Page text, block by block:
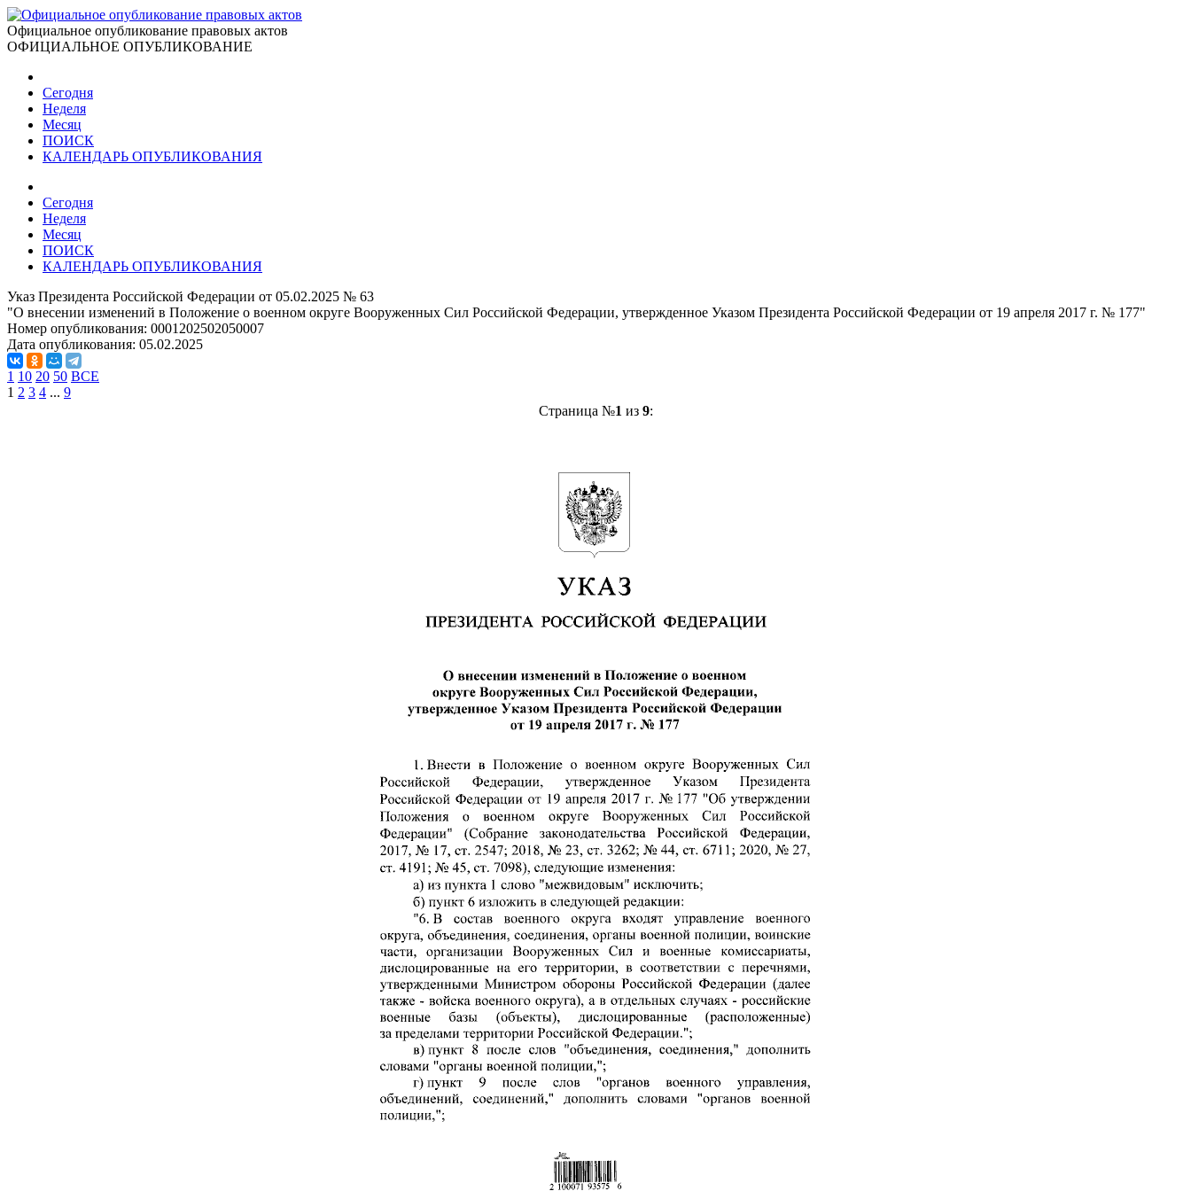
Официальное опубликование правовых актов
ОФИЦИАЛЬНОЕ ОПУБЛИКОВАНИЕ
Сегодня
Неделя
Месяц
ПОИСК
КАЛЕНДАРЬ ОПУБЛИКОВАНИЯ
Сегодня
Неделя
Месяц
ПОИСК
КАЛЕНДАРЬ ОПУБЛИКОВАНИЯ
Указ Президента Российской Федерации от 05.02.2025 № 63
"О внесении изменений в Положение о военном округе Вооруженных Сил Российской Федерации, утвержденное Указом Президента Российской Федерации от 19 апреля 2017 г. № 177"
Номер опубликования: 0001202502050007
Дата опубликования: 05.02.2025
1 10 20 50 ВСЕ
1 2 3 4 ... 9
Страница №1 из 9: